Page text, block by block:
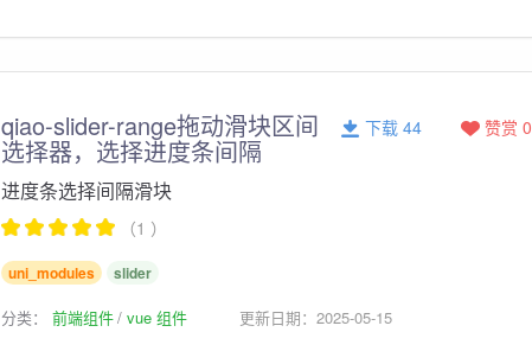
qiao-slider-range拖动滑块区间
选择器，选择进度条间隔
赞赏 0
下载 44
进度条选择间隔滑块
（1 ）
uni_modules slider
分类： 前端组件 vue 组件 更新日期：2025-05-15